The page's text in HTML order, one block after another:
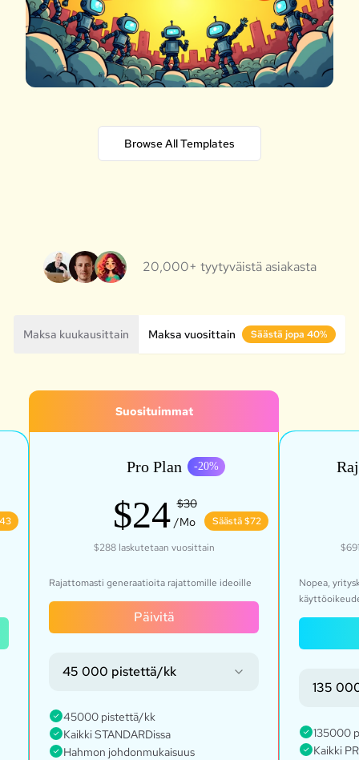
Browse All Templates
20,000+ tyytyväistä asiakasta
Maksa kuukausittain Maksa vuosittain Säästä jopa 40%
Suosituimmat
Pro Plan -20%
$24 $30
/Mo
Säästä $72
$288 laskutetaan vuosittain
Rajattomasti generaatioita rajattomille ideoille
Päivitä
45 000 pistettä/kk
45000 pistettä/kk
Kaikki STANDARDissa
Hahmon johdonmukaisuus
Nopea,
135
135000
Kaikki